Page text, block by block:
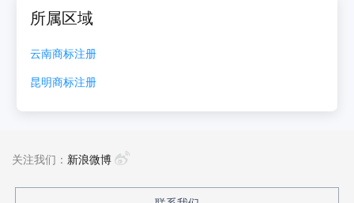
所属区域
云南商标注册
昆明商标注册